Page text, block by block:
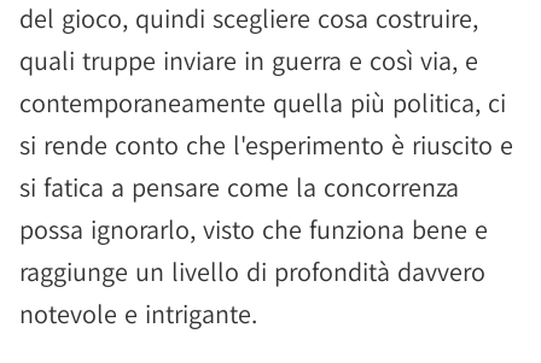
del gioco, quindi scegliere cosa costruire,
quali truppe inviare in guerra e così via, e
contemporaneamente quella più politica, ci
si rende conto che l'esperimento è riuscito e
si fatica a pensare come la concorrenza
possa ignorarlo, visto che funziona bene e
raggiunge un livello di profondità davvero
notevole e intrigante.